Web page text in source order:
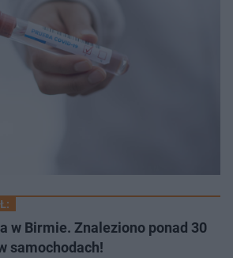
w Birmie. Znaleziono ponad 30
samochodach!